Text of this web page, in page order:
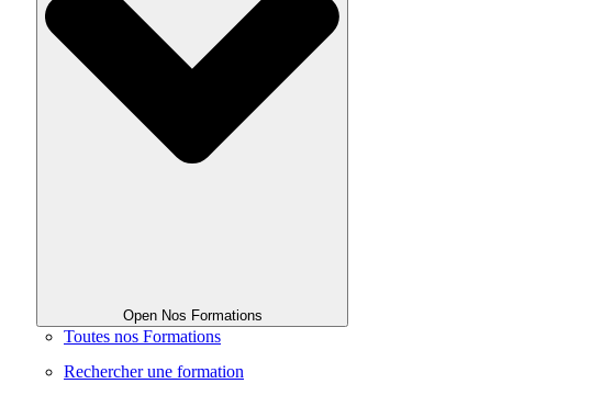
Open Nos Formations
Toutes nos Formations
Rechercher une formation